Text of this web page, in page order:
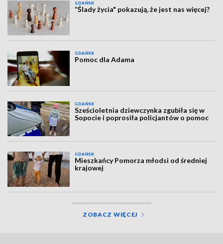
GDAŃSK
“Ślady życia" pokazują, że jest nas więcej?
GDAŃSK
Pomoc dla Adama
GDAŃSK
Sześcioletnia dziewczynka zgubiła się w
Sopocie i poprosiła policjantów o pomoc
GDAŃSK
Mieszkańcy Pomorza młodsi od średniej
krajowej
ZOBACZ WIĘCEJ